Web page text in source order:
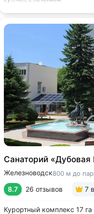
Санаторий
Железноводск800 м до
8.7 26 отзывов 7
Курортный комплекс 17